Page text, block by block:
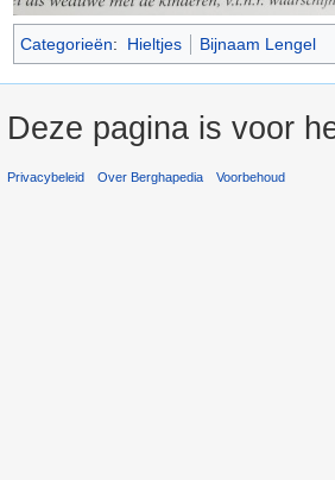
Categorieën: Hieltjes Bijnaam Lengel
Deze pagina is voor
Privacybeleid Over Berghapedia Voorbehoud